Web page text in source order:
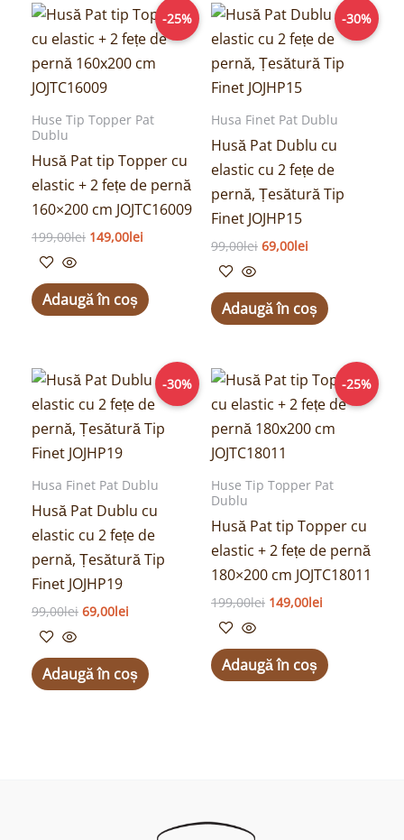
-25%
Huse Tip Topper Pat
Dublu
Husă Pat tip Topper cu
elastic + 2 fețe de pernă
160×200 cm JOJTC16009
199,00lei
Prețul
inițial
a
fost:
149,00lei
Prețul
curent
este:
149,00lei.
Adaugă în coș
-30%
Husa Finet Pat Dublu
Husă Pat Dublu cu
elastic cu 2 fețe de
pernă, Țesătură Tip
Finet JOJHP15
99,00lei
Prețul
a
fost:
99,00lei.
69,00lei
Prețul
curent
este:
69,00lei.
Adaugă în coș
-30%
Husa Finet Pat Dublu
Husă Pat Dublu cu
elastic cu 2 fețe de
pernă, Țesătură Tip
Finet JOJHP19
99,00lei
Prețul
inițial
a
fost:
99,00lei.
69,00lei
Prețul
curent
este:
69,00lei.
Adaugă în coș
-25%
Huse Tip Topper Pat
Dublu
Husă Pat tip Topper cu
elastic + 2 fețe de pernă
180×200 cm JOJTC18011
199,00lei
Prețul
inițial
a
fost:
199,00lei.
149,00lei
Prețul
curent
este:
149,00lei.
Adaugă în coș